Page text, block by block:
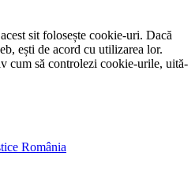
sit folosește cookie-uri. Dacă
ești de acord cu utilizarea lor.
cum să controlezi cookie-urile, uită-
România